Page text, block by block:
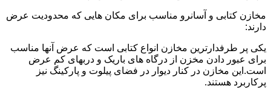
مخازن کتابی و آسانرو مناسب برای مکان هایی که محدودیت عرض
دارند:
یکی پر طرفدارترین مخازن انواع کتابی است که عرض آنها مناسب
برای عبور دادن مخزن از درگاه های باریک و دربهای کم عرض
است.این مخازن در کنار دیوار در فضای پیلوت و پارکینگ نیز
پرکاربرد هستند.